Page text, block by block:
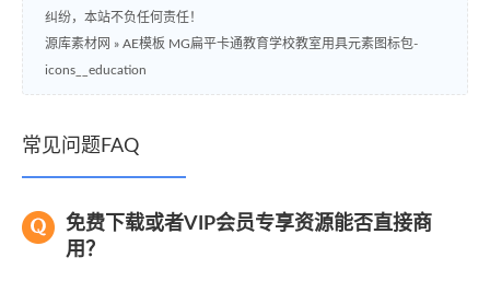
纠纷，本站不负任何责任！
源库素材网 » AE模板 MG扁平卡通教育学校教室用具元素图标包-
icons__education
常见问题FAQ
免费下载或者VIP会员专享资源能否直接商
用？